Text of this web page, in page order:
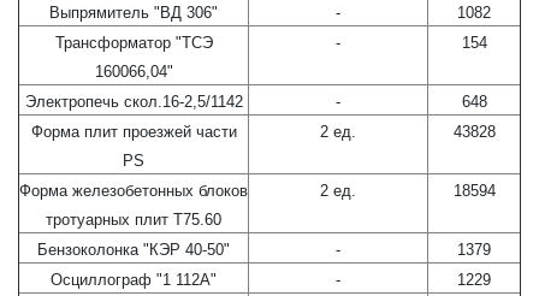
Выпрямитель "ВД 306"
-
1082
Трансформатор "ТСЭ
160066,04"
- 154
Электропечь скол.16-2,5/1142 -
648
Форма плит проезжей части
РS
2 ед. 43828
Форма железобетонных блоков
тротуарных плит Т75.60
2 ед. 18594
Бензоколонка "КЭР 40-50" -
1379
Осциллограф "1 112А"
-
1229